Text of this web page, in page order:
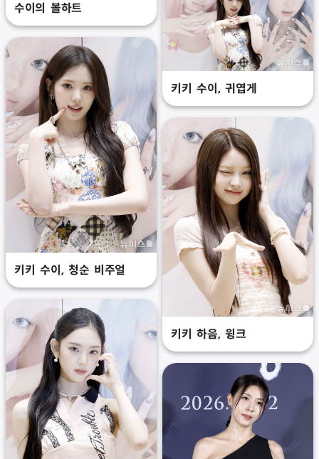
수이의 볼하트
키키 수이, 귀엽게
키키 수이, 청순 비주얼
키키 하음, 윙크